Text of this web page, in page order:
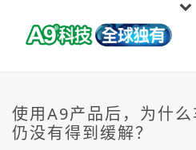
使用A9产品后，为什
仍没有得到缓解？